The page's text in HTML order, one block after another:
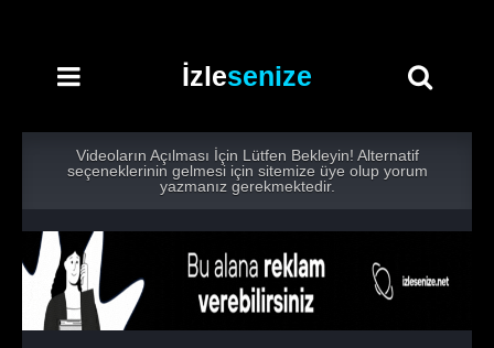
İzlesenize
Videoların Açılması İçin Lütfen Bekleyin! Alternatif
seçeneklerinin gelmesi için sitemize üye olup yorum
yazmanız gerekmektedir.